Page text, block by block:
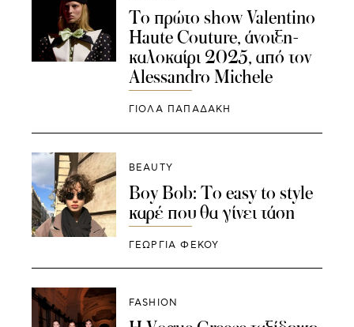
Το πρώτο show Valentino
Haute Couture, άνοιξη-
καλοκαίρι 2025, από τον
Alessandro Michele
ΓΙΌΛΑ ΠΑΠΑΔΆΚΗ
BEAUTY
Boy Bob: Το easy to style
καρέ που θα γίνει τάση
ΓΕΩΡΓΙΑ ΦΕΚΟΥ
FASHION